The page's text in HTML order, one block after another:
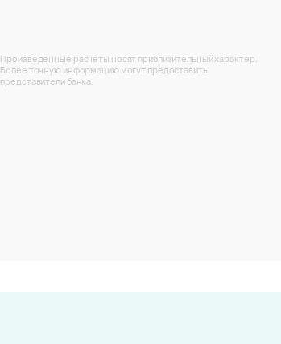
Произведенные расчеты носят приблизительный характер.
Более точную информацию могут предоставить
представители банка.